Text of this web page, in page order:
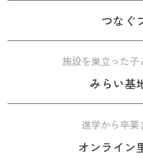
つなぐ
施設を巣立った子
みらい基
進学から卒業
オンライン